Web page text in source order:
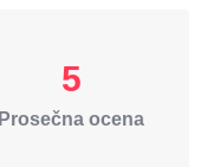
5
Prosečna ocena